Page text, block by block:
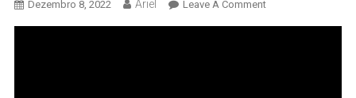
Dezembro 8, 2022 Ariel Leave A CommentOn